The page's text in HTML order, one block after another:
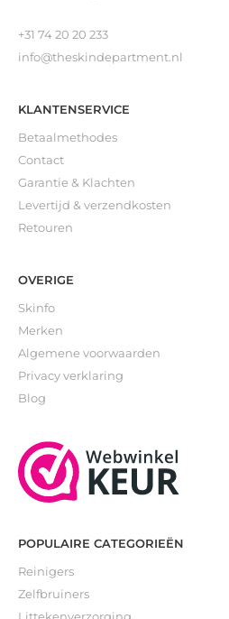
+31 74 20 20 233
info@theskindepartment.nl
KLANTENSERVICE
Betaalmethodes
Contact
Garantie & Klachten
Levertijd & verzendkosten
Retouren
OVERIGE
Skinfo
Merken
Algemene voorwaarden
Privacy verklaring
Blog
POPULAIRE CATEGORIEËN
Reinigers
Zelfbruiners